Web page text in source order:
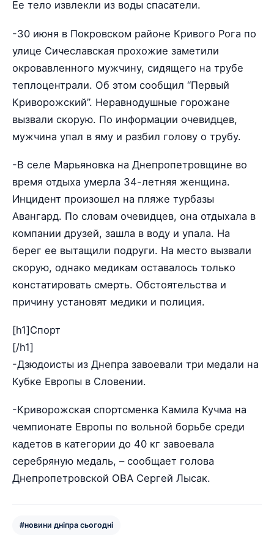
Ее тело извлекли из воды спасатели.
-30 июня в Покровском районе Кривого Рога по
улице Сичеславская прохожие заметили
окровавленного мужчину, сидящего на трубе
теплоцентрали. Об этом сообщил “Первый
Криворожский”. Неравнодушные горожане
вызвали скорую. По информации очевидцев,
мужчина упал в яму и разбил голову о трубу.
-В селе Марьяновка на Днепропетровщине во
время отдыха умерла 34-летняя женщина.
Инцидент произошел на пляже турбазы
Авангард. По словам очевидцев, она отдыхала в
компании друзей, зашла в воду и упала. На
берег ее вытащили подруги. На место вызвали
скорую, однако медикам оставалось только
констатировать смерть. Обстоятельства и
причину установят медики и полиция.
[h1]Спорт
[/h1]
-Дзюдоисты из Днепра завоевали три медали на
Кубке Европы в Словении.
-Криворожская спортсменка Камила Кучма на
чемпионате Европы по вольной борьбе среди
кадетов в категории до 40 кг завоевала
серебряную медаль, – сообщает голова
Днепропетровской ОВА Сергей Лысак.
#новини дніпра сьогодні